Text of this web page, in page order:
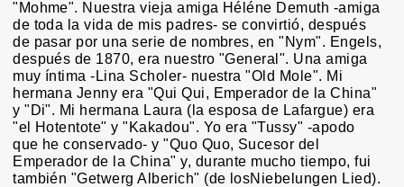
"Mohme". Nuestra vieja amiga Héléne Demuth -amiga
de toda la vida de mis padres- se convirtió, después
de pasar por una serie de nombres, en "Nym". Engels,
después de 1870, era nuestro "General". Una amiga
muy íntima -Lina Scholer- nuestra "Old Mole". Mi
hermana Jenny era "Qui Qui, Emperador de la China"
y "Di". Mi hermana Laura (la esposa de Lafargue) era
"el Hotentote" y "Kakadou". Yo era "Tussy" -apodo
que he conservado- y "Quo Quo, Sucesor del
Emperador de la China" y, durante mucho tiempo, fui
también "Getwerg Alberich" (de losNiebelungen Lied).